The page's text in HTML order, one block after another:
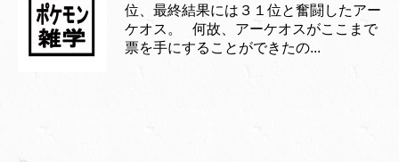
位、最終結果には３１位と奮闘したアー
ケオス。 何故、アーケオスがここまで
票を手にすることができたの...